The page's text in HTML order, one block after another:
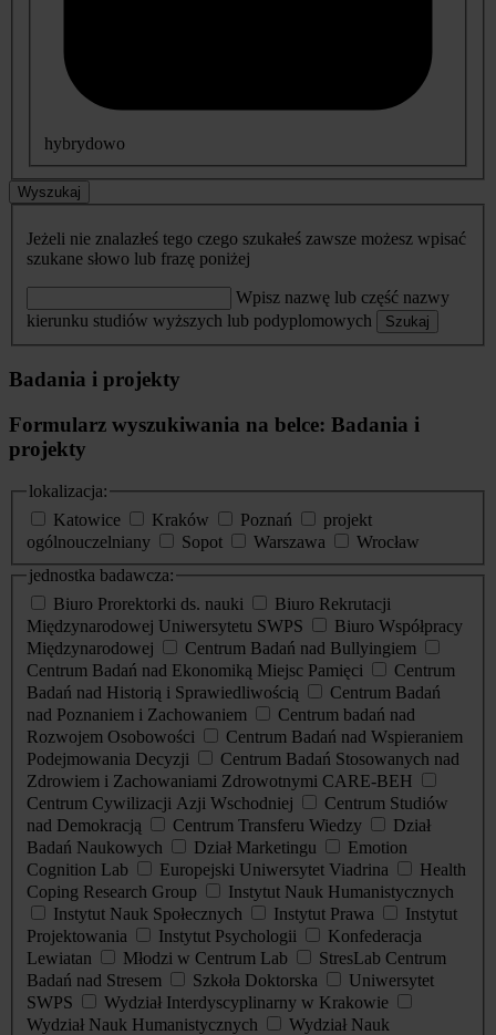
hybrydowo
Wyszukaj
Jeżeli nie znalazłeś tego czego szukałeś zawsze możesz wpisać
szukane słowo lub frazę poniżej
Wpisz nazwę lub część nazwy
kierunku studiów wyższych lub podyplomowych
Szukaj
Badania i projekty
Formularz wyszukiwania na belce: Badania i
projekty
lokalizacja:
Katowice
Kraków Poznań
projekt
ogólnouczelniany
Sopot Warszawa
Wrocław
jednostka badawcza:
Biuro Prorektorki ds. nauki
Biuro Rekrutacji
Międzynarodowej Uniwersytetu SWPS
Biuro Współpracy
Międzynarodowej
Centrum Badań nad Bullyingiem
Centrum Badań nad Ekonomiką Miejsc Pamięci
Centrum
Badań nad Historią i Sprawiedliwością
Centrum Badań
nad Poznaniem i Zachowaniem
Centrum badań nad
Rozwojem Osobowości
Centrum Badań nad Wspieraniem
Podejmowania Decyzji
Centrum Badań Stosowanych nad
Zdrowiem i Zachowaniami Zdrowotnymi CARE-BEH
Centrum Cywilizacji Azji Wschodniej
Centrum Studiów
nad Demokracją
Centrum Transferu Wiedzy
Dział
Badań Naukowych
Dział Marketingu
Emotion
Cognition Lab
Europejski Uniwersytet Viadrina
Health
Coping Research Group
Instytut Nauk Humanistycznych
Instytut Nauk Społecznych
Instytut Prawa
Instytut
Projektowania
Instytut Psychologii
Konfederacja
Lewiatan
Młodzi w Centrum Lab
StresLab Centrum
Badań nad Stresem
Szkoła Doktorska
Uniwersytet
SWPS
Wydział Interdyscyplinarny w Krakowie
Wydział Nauk Humanistycznych
Wydział Nauk